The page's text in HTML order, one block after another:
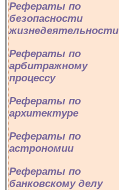
Рефераты по
безопасности
жизнедеятельности
Рефераты по
арбитражному
процессу
Рефераты по
архитектуре
Рефераты по
астрономии
Рефераты по
банковскому делу